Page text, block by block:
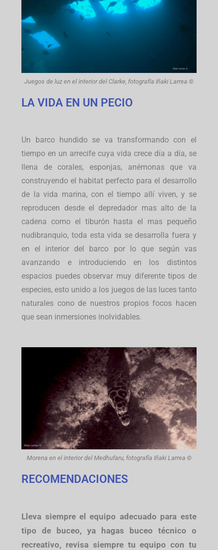
Juegos de luz en el interior del Clarke, fotografía Iñaki Larrea ©
LA VIDA EN UN PECIO
Un barco hundido se va transformando con el
tiempo en un arrecife cuya vida crece día a día, se
llena de corales, esponjas, anémonas que va
construyendo el habitat perfecto para el desarrollo
de la vida marina, con el tiempo allí viven, y se
reproducen desde el depredador mas alto de la
cadena como el tiburón hasta el mas pequeño
nudibranquio, toda esta vida se desarrolla fuera y
en el interior del barco por lo que según vas
avanzando e introduciendo en los distintos
espacios puedes observar muy diferente tipos de
especies, esto unido a los juegos de las luces tanto
naturales cono de nuestros propios focos hacen
que sean inmersiones inolvidables.
Morena en el interior del Medhufaru, fotografía Iñaki Larrea ©
RECOMENDACIONES
Lleva siempre el equipo adecuado para este
tipo de buceo, ya hagas buceo técnico o
recreativo, revisa siempre tu equipo con tu